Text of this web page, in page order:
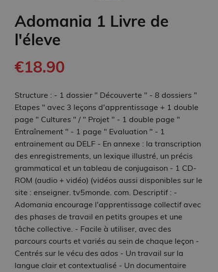
Adomania 1 Livre de
l'éleve
€18.90
Structure : - 1 dossier " Découverte " - 8 dossiers "
Etapes " avec 3 leçons d'apprentissage + 1 double
page " Cultures " / " Projet " - 1 double page "
Entraînement " - 1 page " Evaluation " - 1
entrainement au DELF - En annexe : la transcription
des enregistrements, un lexique illustré, un précis
grammatical et un tableau de conjugaison - 1 CD-
ROM (audio + vidéo) (vidéos aussi disponibles sur le
site : enseigner. tv5monde. com. Descriptif : -
Adomania encourage l'apprentissage collectif avec
des phases de travail en petits groupes et une
tâche collective. - Facile à utiliser, avec des
parcours courts et variés au sein de chaque leçon -
Centrés sur le vécu des ados - Un travail sur la
langue clair et contextualisé - Un documentaire